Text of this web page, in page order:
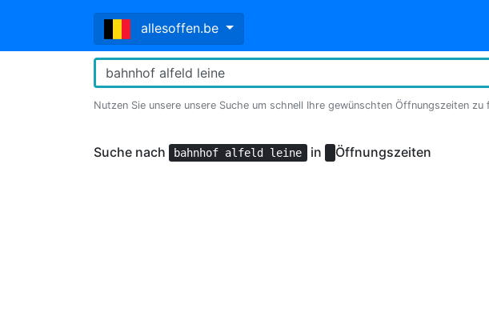
allesoffen.be
Nutzen Sie unsere unsere Suche um schnell Ihre gewünschten Öffnungszeiten zu
Suche nach bahnhof alfeld leine in Öffnungszeiten